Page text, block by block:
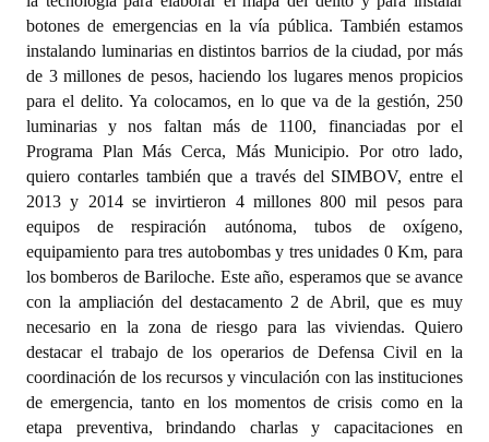
botones de emergencias en la vía pública. También estamos
instalando luminarias en distintos barrios de la ciudad, por más
de 3 millones de pesos, haciendo los lugares menos propicios
para el delito. Ya colocamos, en lo que va de la gestión, 250
luminarias y nos faltan más de 1100, financiadas por el
Programa Plan Más Cerca, Más Municipio. Por otro lado,
quiero contarles también que a través del SIMBOV, entre el
2013 y 2014 se invirtieron 4 millones 800 mil pesos para
equipos de respiración autónoma, tubos de oxígeno,
equipamiento para tres autobombas y tres unidades 0 Km, para
los bomberos de Bariloche. Este año, esperamos que se avance
con la ampliación del destacamento 2 de Abril, que es muy
necesario en la zona de riesgo para las viviendas. Quiero
destacar el trabajo de los operarios de Defensa Civil en la
coordinación de los recursos y vinculación con las instituciones
de emergencia, tanto en los momentos de crisis como en la
etapa preventiva, brindando charlas y capacitaciones en